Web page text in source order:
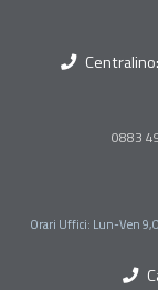
Centralino:
0883
Orari Uffici: Lun-Ven